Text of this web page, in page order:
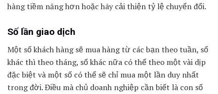
hàng tiềm năng hơn hoặc hãy cải thiện tỷ lệ chuyển đổi.
Số lần giao dịch
Một số khách hàng sẽ mua hàng từ các bạn theo tuần, số
khác thì theo tháng, số khác nữa có thể theo một vài dịp
đặc biệt và một số có thể sẽ chỉ mua một lần duy nhất
trong đời. Điều mà chủ doanh nghiệp cần biết là con số